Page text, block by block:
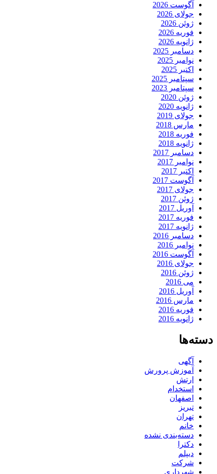
آگوست 2026
جولای 2026
ژوئن 2026
فوریه 2026
ژانویه 2026
دسامبر 2025
نوامبر 2025
اکتبر 2025
سپتامبر 2025
سپتامبر 2023
ژوئن 2020
ژانویه 2020
جولای 2019
مارس 2018
فوریه 2018
ژانویه 2018
دسامبر 2017
نوامبر 2017
اکتبر 2017
آگوست 2017
جولای 2017
ژوئن 2017
آوریل 2017
فوریه 2017
ژانویه 2017
دسامبر 2016
نوامبر 2016
آگوست 2016
جولای 2016
ژوئن 2016
می 2016
آوریل 2016
مارس 2016
فوریه 2016
ژانویه 2016
دسته‌ها
آگهی
آموزش پرورش
ارتش
استخدام
اصفهان
تبریز
تهران
خانم
دسته‌بندی نشده
دکترا
دیپلم
شرکت
شهرداری